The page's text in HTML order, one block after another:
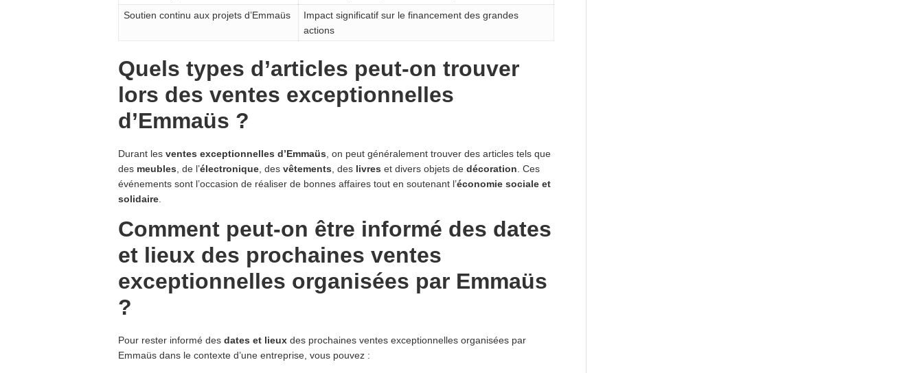
Soutien continu aux projets d’Emmaüs
Impact significatif sur le financement des grandes
actions
Quels types d’articles peut-on trouver
lors des ventes exceptionnelles
d’Emmaüs ?
Durant les ventes exceptionnelles d’Emmaüs , on peut généralement trouver des articles tels que
des meubles , de l’électronique , des vêtements , des livres et divers objets de décoration . Ces
événements sont l’occasion de réaliser de bonnes affaires tout en soutenant l’économie sociale et
solidaire
Comment peut-on être informé des dates
et lieux des prochaines ventes
exceptionnelles organisées par Emmaüs
?
Pour rester informé des dates et lieux des prochaines ventes exceptionnelles organisées par
Emmaüs dans le contexte d’une entreprise, vous pouvez :